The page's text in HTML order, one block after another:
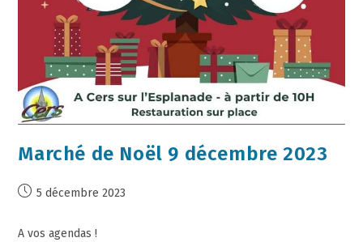
Marché de Noël 9 décembre 2023
5 décembre 2023
A vos agendas !